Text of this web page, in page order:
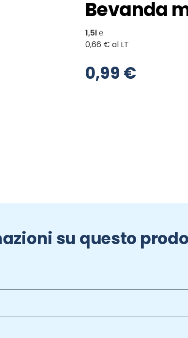
Bevanda
1,5l ℮
0,66 € al LT
0,99 €
su questo